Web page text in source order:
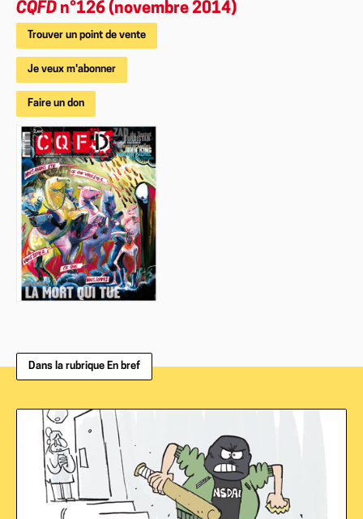
CQFD n°126 (novembre 2014)
Trouver un point de vente
Je veux m'abonner
Faire un don
Dans la rubrique En bref